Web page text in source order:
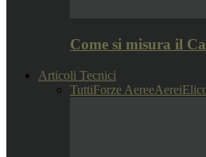
Come si misura il
Articoli Tecnici
TuttiForze AereeAerei